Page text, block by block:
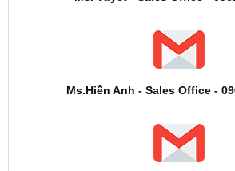
Ms.Hiền Anh - Sales Office -